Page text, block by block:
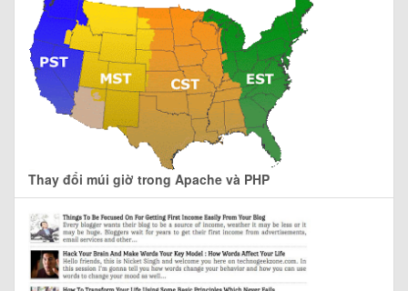
Thay đổi múi giờ trong Apache và PHP